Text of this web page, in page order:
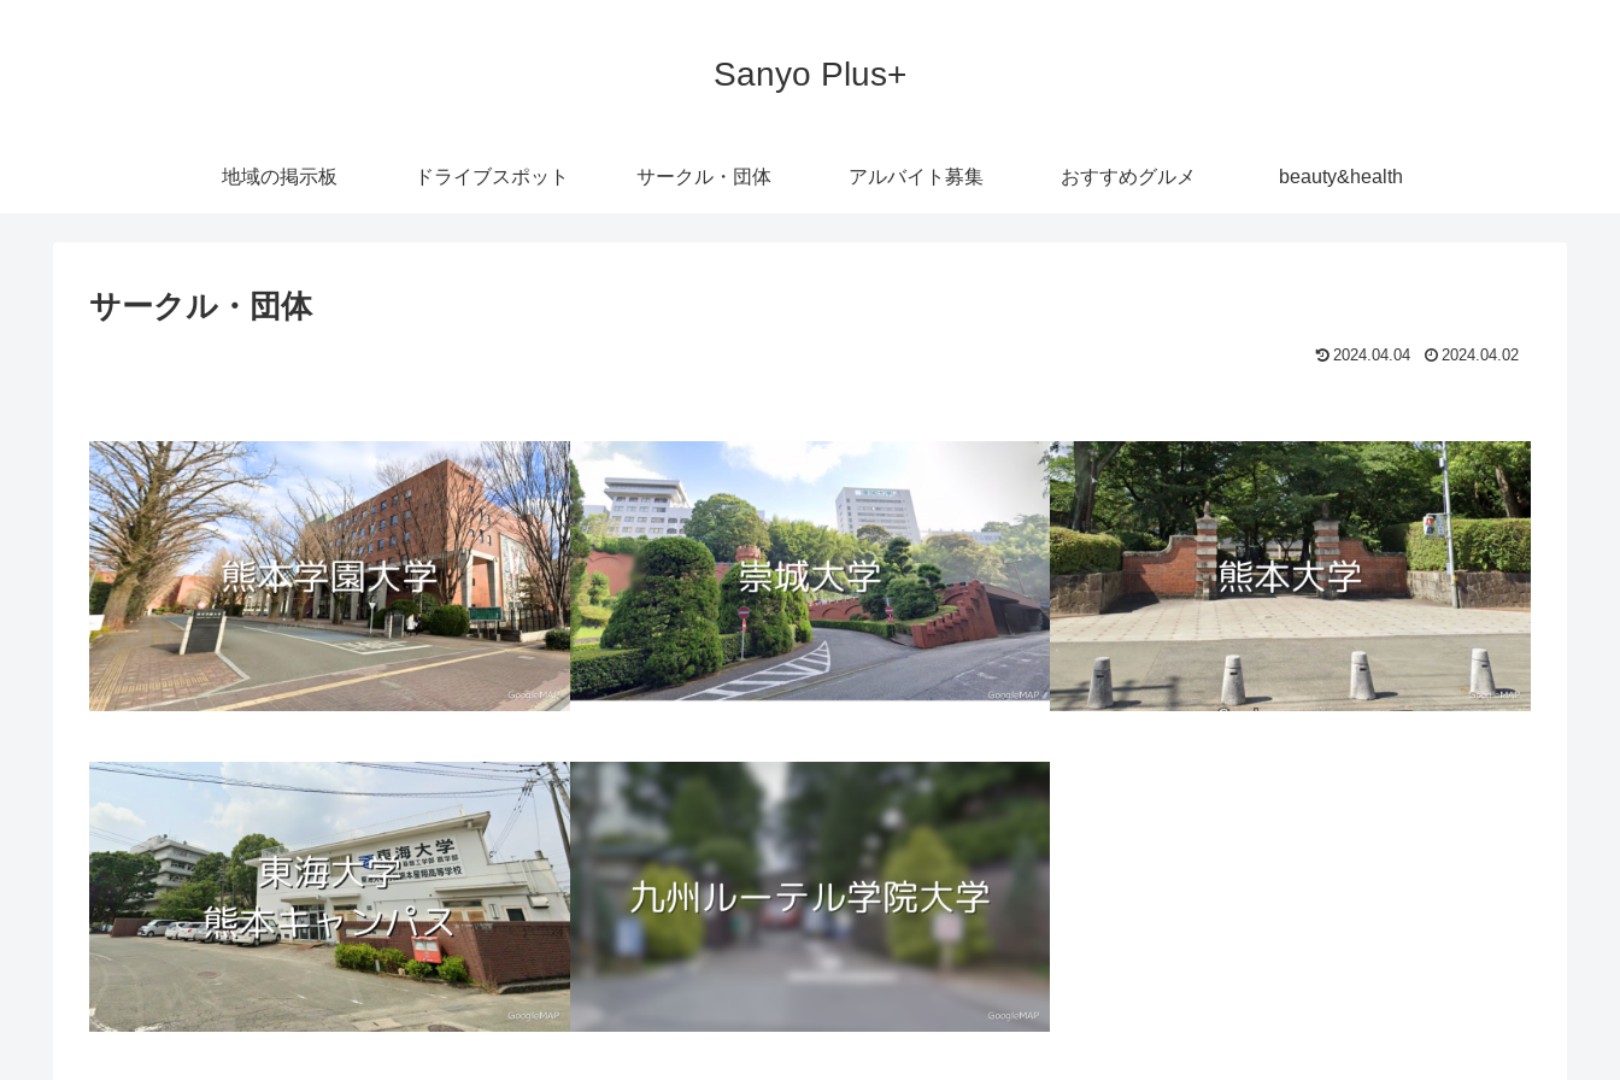
Sanyo Plus+
地域の掲示板 ドライブスポット サークル・団体 アルバイト募集 おすすめグルメ beauty&health
サークル・団体
2024.04.04 2024.04.02